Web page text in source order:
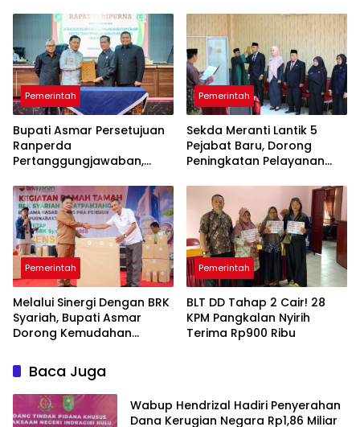
Pemerintah
Bupati Asmar Persetujuan
Ranperda
Pertanggungjawaban,
Pemkab dan DPRD
Pemerintah
Sekda Meranti Lantik 5
Pejabat Baru, Dorong
Peningkatan Pelayanan
Pemerintah
Melalui Sinergi Dengan BRK
Syariah, Bupati Asmar
Dorong Kemudahan
Pemerintah
BLT DD Tahap 2 Cair! 28
KPM Pangkalan Nyirih
Terima Rp900 Ribu
Baca Juga
Wabup Hendrizal Hadiri Penyerahan
Dana Kerugian Negara Rp1,86 Miliar